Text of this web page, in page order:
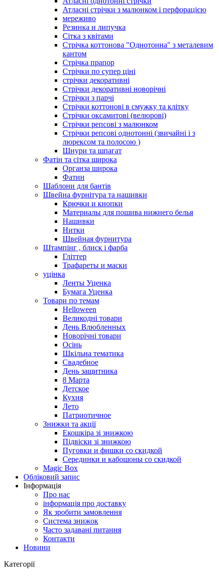
Атласні стрічки з малюнком і перфорацією
мереживо
Резинка и липучка
Сітка з квітами
Стрічка коттонова "Однотонна" з металевим
кантом
Стрічка прапор
Стрічки по супер ціні
стрічки декоративні
Стрічки декоративні новорічні
Стрічки з парчі
Стрічки коттонові в смужку та клітку
Стрічки оксамитові (велюрові)
Стрічки репсові з малюнком
Стрічки репсові однотонні (звичайні і з
люрексом та полосою )
Шнури та шпагат
Фатін та сітка широка
Органза широка
Фатин
Шаблони для бантів
Швейна фурнітура та нашивки
Крючки и кнопки
Материалы для пошива нижнего белья
Нашивки
Нитки
Швейная фурнитура
Штампінг , блиск і фарба
Гліттер
Трафареты и маски
уцінка
Ленты Уценка
Бумага Уценка
Товари по темам
Helloween
Великодні товари
День Влюбленных
Новорічні товари
Осінь
Шкільна тематика
Свадебное
День защитника
8 Марта
Детское
Кухня
Лето
Патриотичное
Знижки та акції
Екошкіра зі знижкою
Підвіски зі знижкою
Пуговки и фишки со скидкой
Серединки и кабошоны со скидкой
Magic Box
Обліковий запис
Інформація
Про нас
інформація про доставку
Як зробити замовлення
Система знижок
Часто задавані питання
Контакти
Новини
Категорії